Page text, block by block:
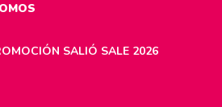
SALIÓ SALE 2026